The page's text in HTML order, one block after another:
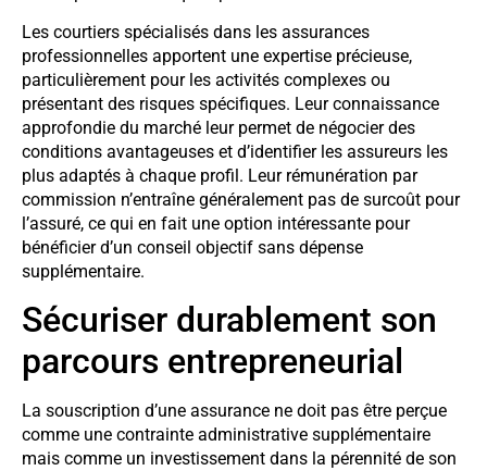
Les courtiers spécialisés dans les assurances
professionnelles apportent une expertise précieuse,
particulièrement pour les activités complexes ou
présentant des risques spécifiques. Leur connaissance
approfondie du marché leur permet de négocier des
conditions avantageuses et d’identifier les assureurs les
plus adaptés à chaque profil. Leur rémunération par
commission n’entraîne généralement pas de surcoût pour
l’assuré, ce qui en fait une option intéressante pour
bénéficier d’un conseil objectif sans dépense
supplémentaire.
Sécuriser durablement son
parcours entrepreneurial
La souscription d’une assurance ne doit pas être perçue
comme une contrainte administrative supplémentaire
mais comme un investissement dans la pérennité de son